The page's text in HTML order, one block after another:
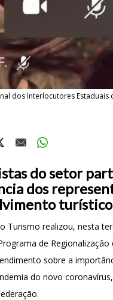
dos Interlocutores
do setor
dos
turístico
Turismo realizou, nesta
de
sobre a
do novo